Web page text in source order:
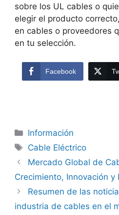
sobre los UL cables o
elegir el producto
en cables o proveedores
en tu selección.
Facebook
Información
Cable Eléctrico
Mercado Global de
Crecimiento, Innovación y
Resumen de las
industria de cables en el